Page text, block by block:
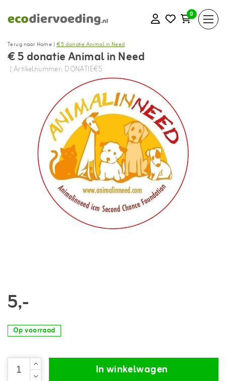
0
Terug naar Home |€ 5 donatie Animal in Need
€ 5 donatie Animal in Need
| Artikelnummer: DONATIE€5
5,-
Op voorraad
In winkelwagen